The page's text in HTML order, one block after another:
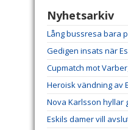
Nyhetsarkiv
Lång bussresa bara
Gedigen insats när
Cupmatch mot
Heroisk vändning av
Nova Karlsson hyllar
Eskils damer vill